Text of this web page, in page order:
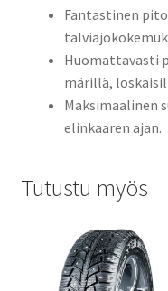
Fantastinen
Huomattavasti
märillä,
Maksimaalinen
elinkaaren ajan.
Tutustu myös